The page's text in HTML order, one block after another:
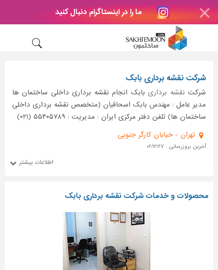
ما را در اینستاگرام دنبال کنید
شرکت نقشه برداری بابک
شرکت نقشه برداریبابک انجام نقشه برداری داخلی ساختمان ها
مدیر عامل : مهندس بابک اسحاقیان (متخصص نقشه برداری داخلی
ساختمان ها) تلفن دفتر مرکزی ایران : مدیریت : ۵۵۴۰۵۷۸۹ (۰۲۱)
تهران - خیابان کارگر جنوبی
آخرین بروزرسانی : ۰۲/۱۲/۲۷
اطلاعات بیشتر
محصولات و خدمات شرکت نقشه برداری بابک